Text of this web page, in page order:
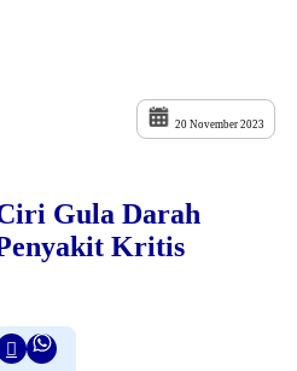
20 November 2023
Gula Darah
Kritis